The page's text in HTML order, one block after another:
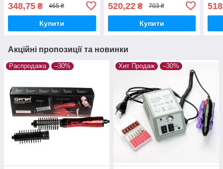
348,75 ₴ 465 ₴
Купити
520,22₴ 703 ₴
Купити
Акційні пропозиції та новинки
Распродажа –30% Хит Продаж –30%